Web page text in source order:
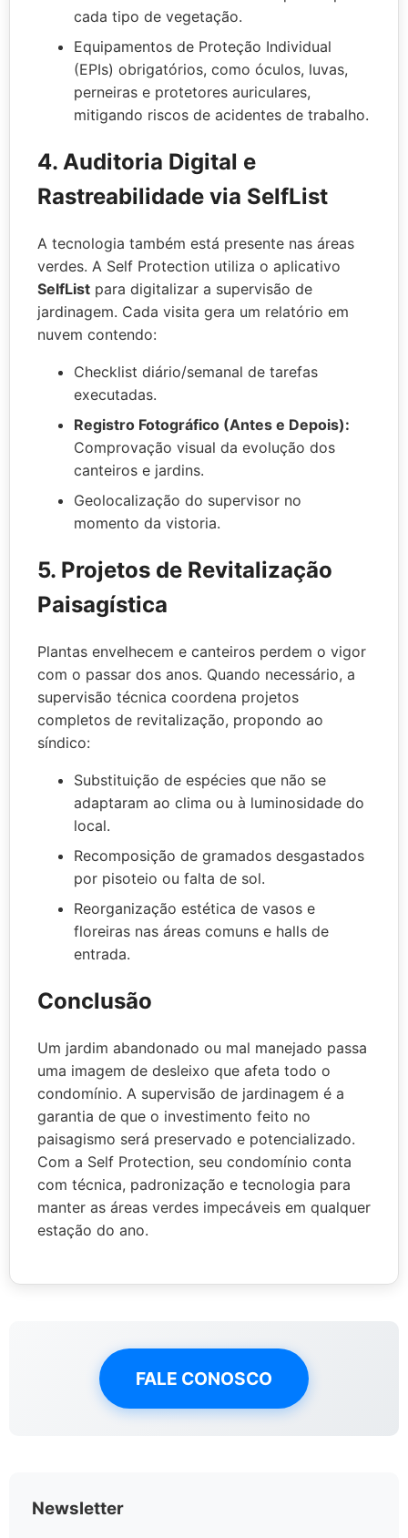
cada tipo de vegetação.
Equipamentos de Proteção Individual
(EPIs) obrigatórios, como óculos, luvas,
perneiras e protetores auriculares,
mitigando riscos de acidentes de trabalho.
4. Auditoria Digital e
Rastreabilidade via SelfList
A tecnologia também está presente nas áreas
verdes. A Self Protection utiliza o aplicativo
SelfList para digitalizar a supervisão de
jardinagem. Cada visita gera um relatório em
nuvem contendo:
Checklist diário/semanal de tarefas
executadas.
Registro Fotográfico (Antes e Depois):
Comprovação visual da evolução dos
canteiros e jardins.
Geolocalização do supervisor no
momento da vistoria.
5. Projetos de Revitalização
Paisagística
Plantas envelhecem e canteiros perdem o vigor
com o passar dos anos. Quando necessário, a
supervisão técnica coordena projetos
completos de revitalização, propondo ao
síndico:
Substituição de espécies que não se
adaptaram ao clima ou à luminosidade do
local.
Recomposição de gramados desgastados
por pisoteio ou falta de sol.
Reorganização estética de vasos e
floreiras nas áreas comuns e halls de
entrada.
Conclusão
Um jardim abandonado ou mal manejado passa
uma imagem de desleixo que afeta todo o
condomínio. A supervisão de jardinagem é a
garantia de que o investimento feito no
paisagismo será preservado e potencializado.
Com a Self Protection, seu condomínio conta
com técnica, padronização e tecnologia para
manter as áreas verdes impecáveis em qualquer
estação do ano.
FALE CONOSCO
Newsletter